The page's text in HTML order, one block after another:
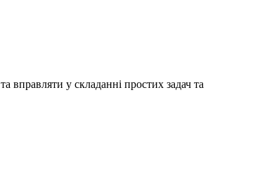
вправляти у складанні простих задач та